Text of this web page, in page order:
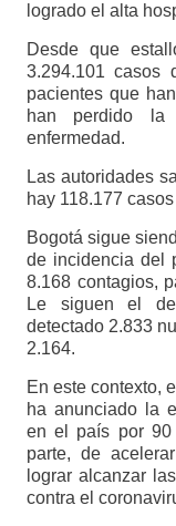
logrado el alta
Desde que
3.294.101 casos
pacientes que
han perdido la
enfermedad.
Las autoridades
hay 118.177
Bogotá sigue
de incidencia del
8.168 contagios,
Le siguen el
detectado 2.833
2.164.
En este contexto,
ha anunciado la
en el país por 90
parte, de
lograr alcanzar
contra el